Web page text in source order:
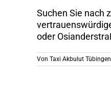
​Suchen Sie nach
oder
Von Taxi Akbulut Tübingen